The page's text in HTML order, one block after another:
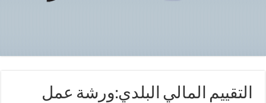
التقييم المالي البلدي:ورشة عمل